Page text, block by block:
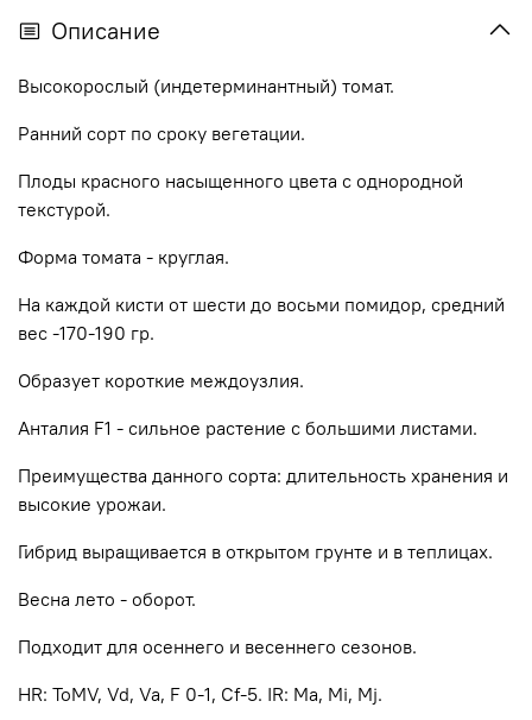
Описание
Высокорослый (индетерминантный) томат.
Ранний сорт по сроку вегетации.
Плоды красного насыщенного цвета с однородной
текстурой.
Форма томата - круглая.
На каждой кисти от шести до восьми помидор, средний
вес -170-190 гр.
Образует короткие междоузлия.
Анталия F1 - сильное растение с большими листами.
Преимущества данного сорта: длительность хранения и
высокие урожаи.
Гибрид выращивается в открытом грунте и в теплицах.
Весна лето - оборот.
Подходит для осеннего и весеннего сезонов.
HR: ToMV, Vd, Va, F 0-1, Cf-5. IR: Ma, Mi, Mj.